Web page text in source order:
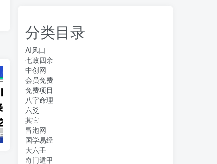
借助豆包 AI 同时写公众号和今日头条原创情感短文日赚 300 + 的实操之路，可矩形操作
分类目录
AI风口
七政四余
中创网
会员免费
免费项目
八字命理
六爻
其它
冒泡网
国学易经
大六壬
奇门遁甲